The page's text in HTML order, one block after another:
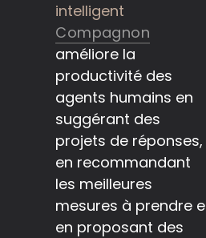
intelligent
Compagnon
améliore la
productivité des
agents humains en
suggérant des
projets de réponses,
en recommandant
les meilleures
mesures à prendre
en proposant des